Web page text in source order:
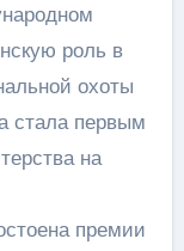
роль в
охоты
стала первым
на
премии